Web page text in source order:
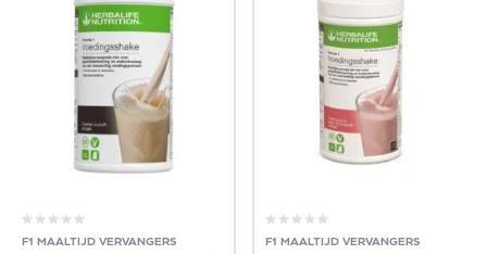
F1 MAALTIJD VERVANGERS F1 MAALTIJD VERVANGERS